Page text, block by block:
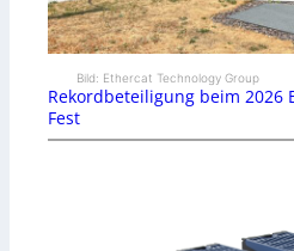
Bild: Ethercat Technology Group
Rekordbeteiligung beim 2026
Fest